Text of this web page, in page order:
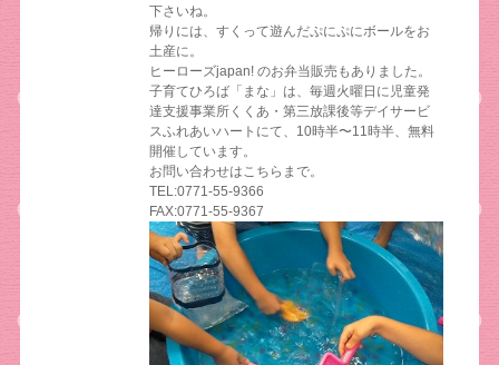
下さいね。
帰りには、すくって遊んだぷにぷにボールをお
土産に。
ヒーローズjapan! のお弁当販売もありました。
子育てひろば「まな」は、毎週火曜日に児童発
達支援事業所くくあ・第三放課後等デイサービ
スふれあいハートにて、10時半〜11時半、無料
開催しています。
お問い合わせはこちらまで。
TEL:0771-55-9366
FAX:0771-55-9367